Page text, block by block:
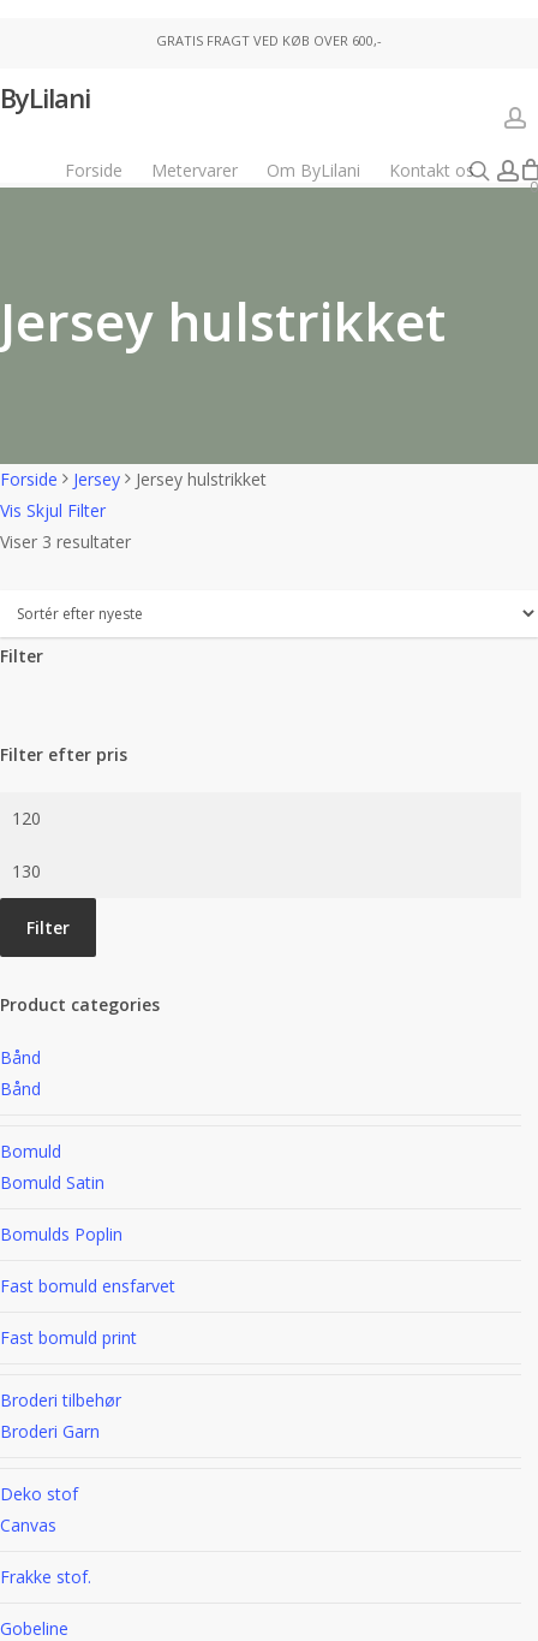
content
GRATIS FRAGT VED KØB OVER 600,-
ByLilani
Forside Metervarer Om ByLilani Kontakt os
0
Jersey hulstrikket
Forside Jersey
Jersey hulstrikket
Vis Skjul Filter
Viser 3 resultaterSorteret
seneste
Filter
Filter efter pris
Filter
Product categories
Bånd
Bånd
Bomuld
Bomuld Satin
Bomulds Poplin
Fast bomuld ensfarvet
Fast bomuld print
Broderi tilbehør
Broderi Garn
Deko stof
Canvas
Frakke stof.
Gobeline